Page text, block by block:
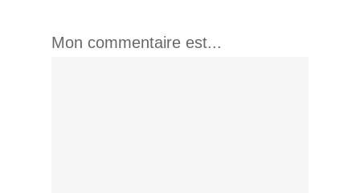
Mon commentaire est...